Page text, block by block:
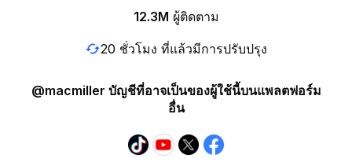
12.3M ผู้ติดตาม
20 ชั่วโมง ที่แล้วมีการปรับปรุง
@macmiller บัญชีที่อาจเป็นของผู้ใช้นี้บนแพลตฟอร์ม
อื่น